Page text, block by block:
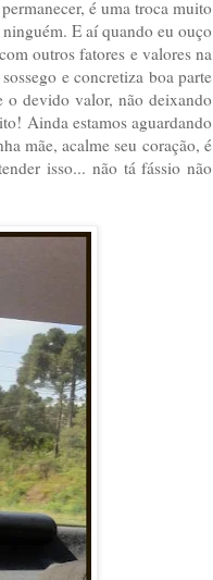
é uma troca muito
E aí quando eu ouço
outros fatores e valores na
e concretiza boa parte
o devido valor, não deixando
Ainda estamos aguardando
mãe, acalme seu coração, é
isso... não tá fássio não